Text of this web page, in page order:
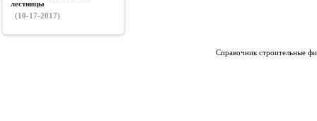
лестницы
(10-17-2017)
Справочник строительные